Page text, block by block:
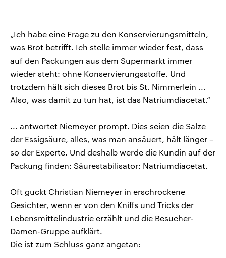
„Ich habe eine Frage zu den Konservierungsmitteln,
was Brot betrifft. Ich stelle immer wieder fest, dass
auf den Packungen aus dem Supermarkt immer
wieder steht: ohne Konservierungsstoffe. Und
trotzdem hält sich dieses Brot bis St. Nimmerlein ...
Also, was damit zu tun hat, ist das Natriumdiacetat.“
... antwortet Niemeyer prompt. Dies seien die Salze
der Essigsäure, alles, was man ansäuert, hält länger –
so der Experte. Und deshalb werde die Kundin auf der
Packung finden: Säurestabilisator: Natriumdiacetat.
Oft guckt Christian Niemeyer in erschrockene
Gesichter, wenn er von den Kniffs und Tricks der
Lebensmittelindustrie erzählt und die Besucher-
Damen-Gruppe aufklärt.
Die ist zum Schluss ganz angetan: